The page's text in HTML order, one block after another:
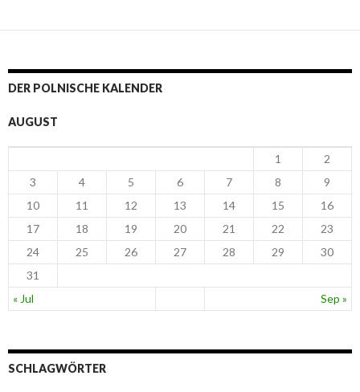
DER POLNISCHE KALENDER
AUGUST
« Jul Sep »
1
2
3
4 5 6 7 8
9
10
11 12 13 14 15
16
17
18 19 20 21 22
23
24
25 26 27 28 29
30
31
SCHLAGWÖRTER